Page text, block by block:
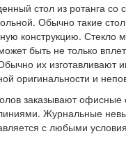
стол из ротанга
Обычно такие
конструкцию.
быть не только
их изготавливают
оригинальности и
заказывают
Журнальные
с любыми